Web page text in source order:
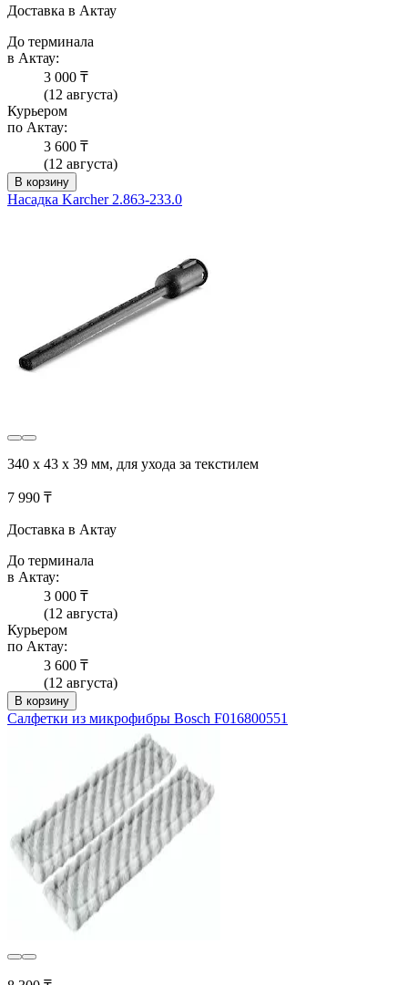
Доставка в Актау
До терминала
в Актау:
3 000 ₸
(12 августа)
Курьером
по Актау:
3 600 ₸
(12 августа)
В корзину
Насадка Karcher 2.863-233.0
340 x 43 x 39 мм, для ухода за текстилем
7 990 ₸
Доставка в Актау
До терминала
в Актау:
3 000 ₸
(12 августа)
Курьером
по Актау:
3 600 ₸
(12 августа)
В корзину
Салфетки из микрофибры Bosch F016800551